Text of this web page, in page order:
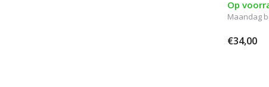
Op
Maandag
€34,00